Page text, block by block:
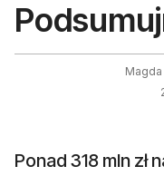
Ponad 318 mln zł